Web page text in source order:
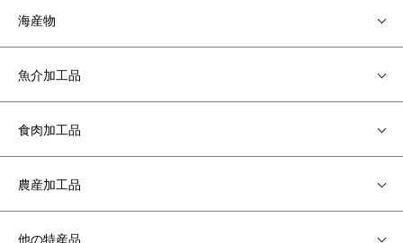
海産物
魚介加工品
食肉加工品
農産加工品
他の特産品